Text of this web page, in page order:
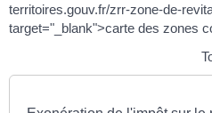
territoires.gouv.fr/zrr-zone-de-
target="_blank">carte des zones